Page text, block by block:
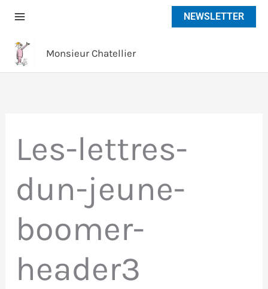
NEWSLETTER
Monsieur Chatellier
Les-lettres-
dun-jeune-
boomer-
header3